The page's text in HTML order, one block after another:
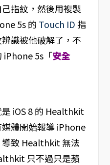
指紋，然後用複製
5s 的 Touch ID 指
識被他破解了，不
iPhone 5s「安全
iOS 8 的 Healthkit
體開始報導 iPhone
致 Healthkit 無法
只不過只是蘋